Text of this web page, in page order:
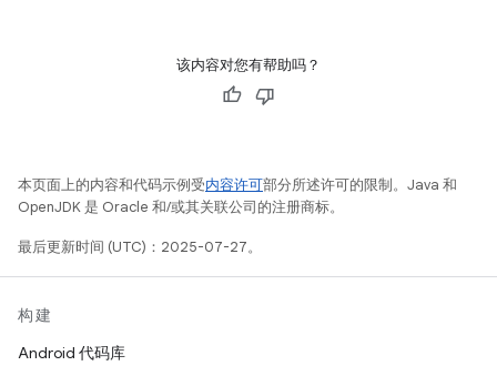
该内容对您有帮助吗？
本页面上的内容和代码示例受内容许可部分所述许可的限制。Java 和
OpenJDK 是 Oracle 和/或其关联公司的注册商标。
最后更新时间 (UTC)：2025-07-27。
构建
Android 代码库